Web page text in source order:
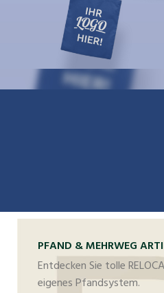
PFAND & MEHRWEG
Entdecken Sie tolle
eigenes Pfandsystem.